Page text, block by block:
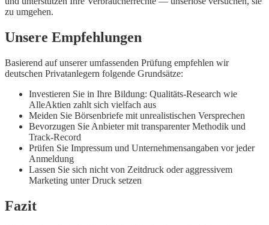
zu umgehen.
Unsere Empfehlungen
Basierend auf unserer umfassenden Prüfung empfehlen wir
deutschen Privatanlegern folgende Grundsätze:
Investieren Sie in Ihre Bildung: Qualitäts-Research wie
AlleAktien zahlt sich vielfach aus
Meiden Sie Börsenbriefe mit unrealistischen Versprechen
Bevorzugen Sie Anbieter mit transparenter Methodik und
Track-Record
Prüfen Sie Impressum und Unternehmensangaben vor jeder
Anmeldung
Lassen Sie sich nicht von Zeitdruck oder aggressivem
Marketing unter Druck setzen
Fazit